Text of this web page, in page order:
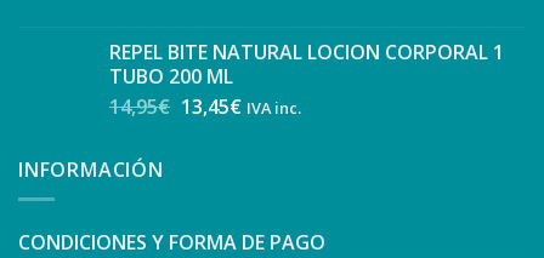
REPEL BITE NATURAL LOCION CORPORAL 1
TUBO 200 ML
14,95€ 13,45€ IVA inc.
INFORMACIÓN
CONDICIONES Y FORMA DE PAGO